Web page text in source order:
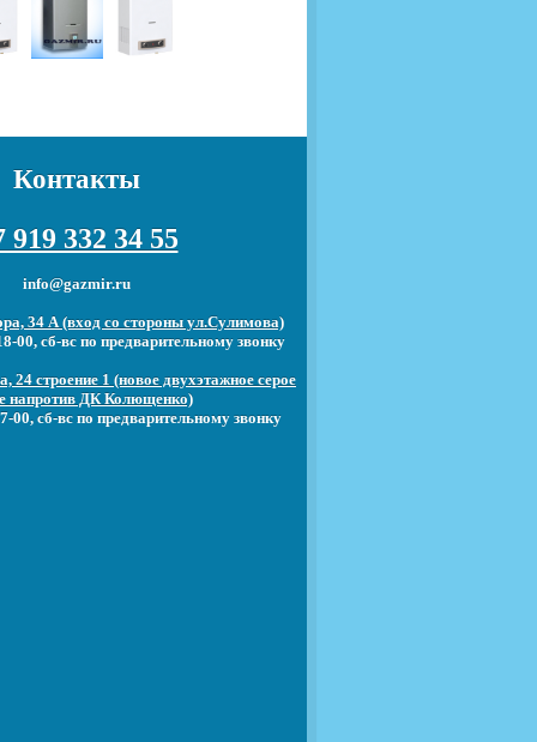
Контакты
919 332 34 55
info@gazmir.ru
34 А (вход со стороны ул.Сулимова)
00, сб-вс по предварительному звонку
24 строение 1 (новое двухэтажное серое
напротив ДК Колющенко)
сб-вс по предварительному звонку